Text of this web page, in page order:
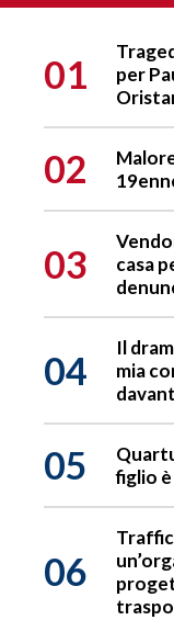
01
per
02
03
casa
04
Il
mia
05
figlio
06